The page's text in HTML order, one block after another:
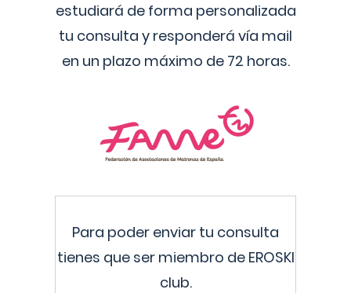
estudiará de forma personalizada
tu consulta y responderá vía mail
en un plazo máximo de 72 horas.
Para poder enviar tu consulta
tienes que ser miembro de EROSKI
club.